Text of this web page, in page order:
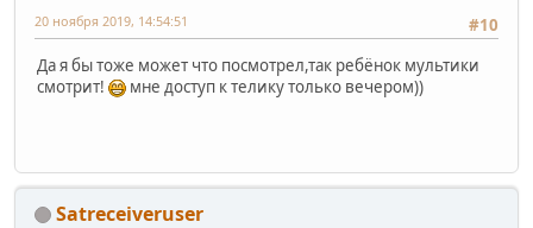
#10
20 ноября 2019, 14:54:51
Да я бы тоже может что посмотрел,так ребёнок мультики
смотрит!
мне доступ к телику только вечером))
Satreceiveruser